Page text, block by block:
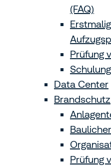
(FAQ)
Prüfung
Data Center
Brandschutz
Prüfung